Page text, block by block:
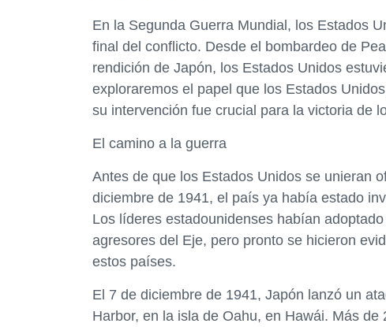
En la Segunda Guerra Mundial, los Estados
final del conflicto. Desde el bombardeo de
rendición de Japón, los Estados Unidos
exploraremos el papel que los Estados
su intervención fue crucial para la victoria de
El camino a la guerra
Antes de que los Estados Unidos se unieran
diciembre de 1941, el país ya había estado
Los líderes estadounidenses habían
agresores del Eje, pero pronto se hicieron
estos países.
El 7 de diciembre de 1941, Japón lanzó un
Harbor, en la isla de Oahu, en Hawái. Más